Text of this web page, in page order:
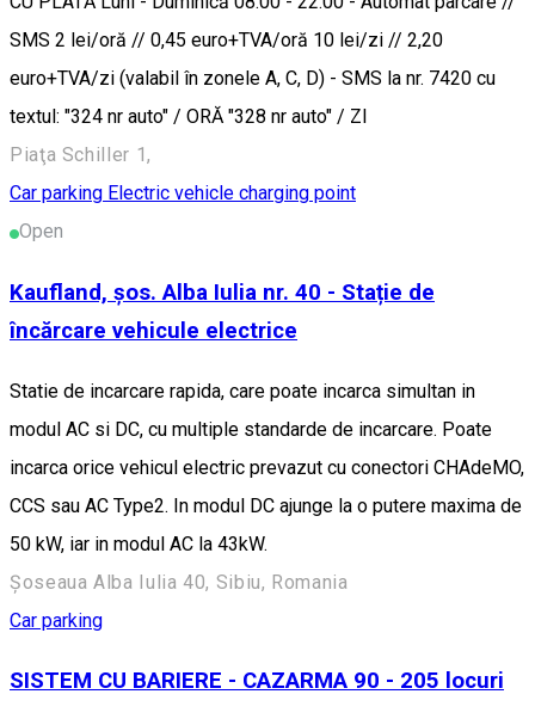
SMS 2 lei/oră // 0,45 euro+TVA/oră 10 lei/zi // 2,20
euro+TVA/zi (valabil în zonele A, C, D) - SMS la nr. 7420 cu
textul: "324 nr auto" / ORĂ "328 nr auto" / ZI
Piaţa Schiller 1,
Car parking Electric vehicle charging point
Open
Kaufland, șos. Alba Iulia nr. 40 - Stație de
încărcare vehicule electrice
Statie de incarcare rapida, care poate incarca simultan in
modul AC si DC, cu multiple standarde de incarcare. Poate
incarca orice vehicul electric prevazut cu conectori CHAdeMO,
CCS sau AC Type2. In modul DC ajunge la o putere maxima de
50 kW, iar in modul AC la 43kW.
Șoseaua Alba Iulia 40, Sibiu, Romania
Car parking
SISTEM CU BARIERE - CAZARMA 90 - 205 locuri